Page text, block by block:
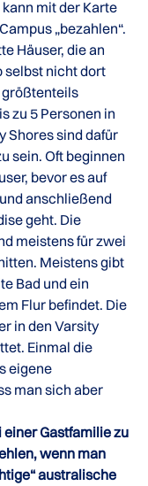
mit der Karte
„bezahlen“.
Häuser, die an
selbst nicht dort
größtenteils
zu 5 Personen in
Shores sind dafür
sein. Oft beginnen
bevor es auf
anschließend
geht. Die
meistens für zwei
Meistens gibt
Bad und ein
Flur befindet. Die
in den Varsity
Einmal die
eigene
man sich aber
Gastfamilie zu
wenn man
australische